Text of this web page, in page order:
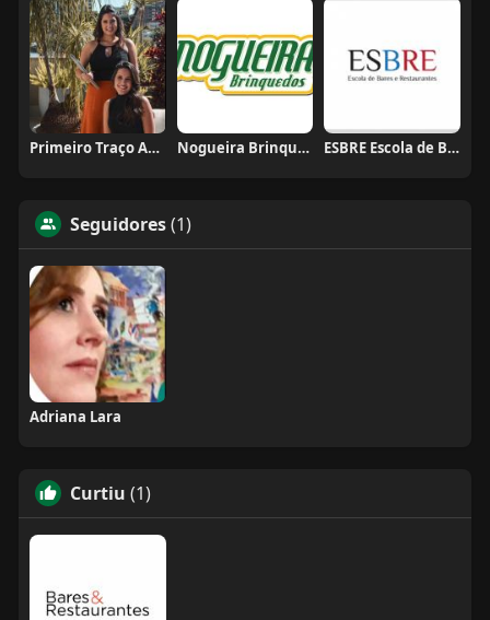
Primeiro Traço Arquitetura Nogueira Brinquedos ESBRE Escola de Bares e Restaurantes
Seguidores(1)
Adriana Lara
Curtiu (1)